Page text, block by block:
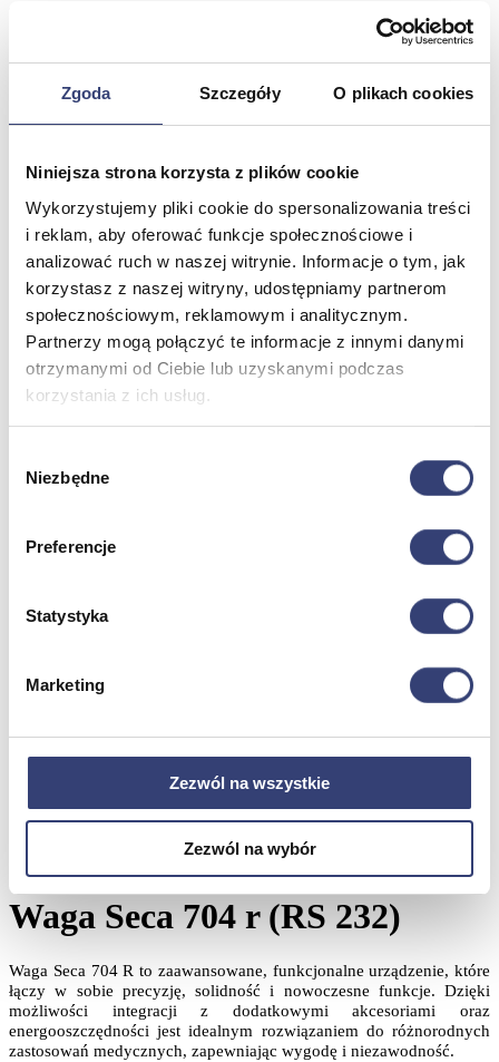
Zgoda Szczegóły O plikach cookies
Niniejsza strona korzysta z plików cookie
Wykorzystujemy pliki cookie do spersonalizowania treści
i reklam, aby oferować funkcje społecznościowe i
analizować ruch w naszej witrynie. Informacje o tym, jak
korzystasz z naszej witryny, udostępniamy partnerom
społecznościowym, reklamowym i analitycznym.
Partnerzy mogą połączyć te informacje z innymi danymi
otrzymanymi od Ciebie lub uzyskanymi podczas
korzystania z ich usług.
zgody
Niezbędne
Preferencje
Statystyka
Marketing
Zezwól na wszystkie
Zezwól na wybór
znajdziesz szeroki wybór nowoczesnego sprzętu medycznego i
Wyszukaj od nowa
Kategorie
Produkty
Strony
Znaleziono: 8 kategorii, 8 produktów, 8 stron
Znaleziono: 8 kategorii
Pokaż wszystkie kategorie
Znaleziono: 8 produktów
Pokaż wszystkie produkty
Znaleziono: 8 stron
Pokaż wszystkie strony
Jesteś na stronie, na której, między innymi produktami, znajdują się wyroby
Klikając „Wchodzę", potwierdzasz, że zapoznałeś się z powyższą
Wchodzę Wychodzę
EAN: 4012030010900
8% VAT dla specjalistów
Waga Seca 704 r (RS 232)
Waga Seca 704 R to zaawansowane, funkcjonalne urządzenie, które
łączy w sobie precyzję, solidność i nowoczesne funkcje. Dzięki
możliwości integracji z dodatkowymi akcesoriami oraz
energooszczędności jest idealnym rozwiązaniem do różnorodnych
zastosowań medycznych, zapewniając wygodę i niezawodność.